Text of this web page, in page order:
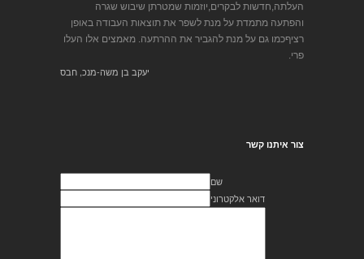
העלתה,חדשות לבקרים,יוזמות שמטרתן שיבוש שגרה
והפתעה מתמדת על מנת לשפר את תוצאות העבודה באופן
רציףכמו גם על מנת להגביר את ההרתעה. מאמצים אלו העלו
פרי.
יעקב בן משה-מנכ, חבס
צור איתנו קשר
שם
דואר אלקטרוני